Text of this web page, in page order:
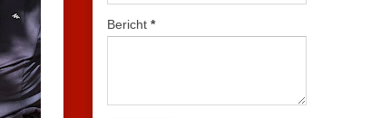
Bericht *